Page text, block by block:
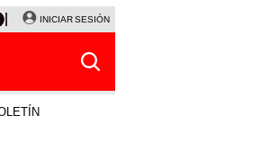
CORTE DE LUZ VIERNES 7 DE AGOSTO
INICIAR SESIÓN